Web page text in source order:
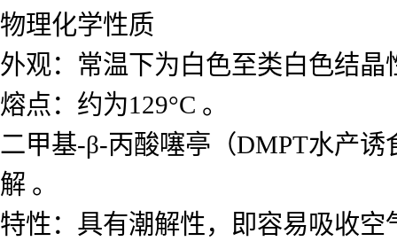
物理化学性质
外观：常温下为白色至类白色结
熔点：约为129°C 。
二甲基-β-丙酸噻亭（DMPT水产
解 。
特性：具有潮解性，即容易吸收